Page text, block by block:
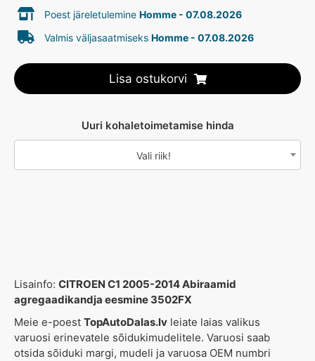
Poest järeletulemine Homme - 07.08.2026
Valmis väljasaatmiseks Homme - 07.08.2026
Lisa ostukorvi
Uuri kohaletoimetamise hinda
Vali riik!
Lisainfo: CITROEN C1 2005-2014 Abiraamid
agregaadikandja eesmine 3502FX
Meie e-poest TopAutoDalas.lv leiate laias valikus
varuosi erinevatele sõidukimudelitele. Varuosi saab
otsida sõiduki margi, mudeli ja varuosa OEM numbri